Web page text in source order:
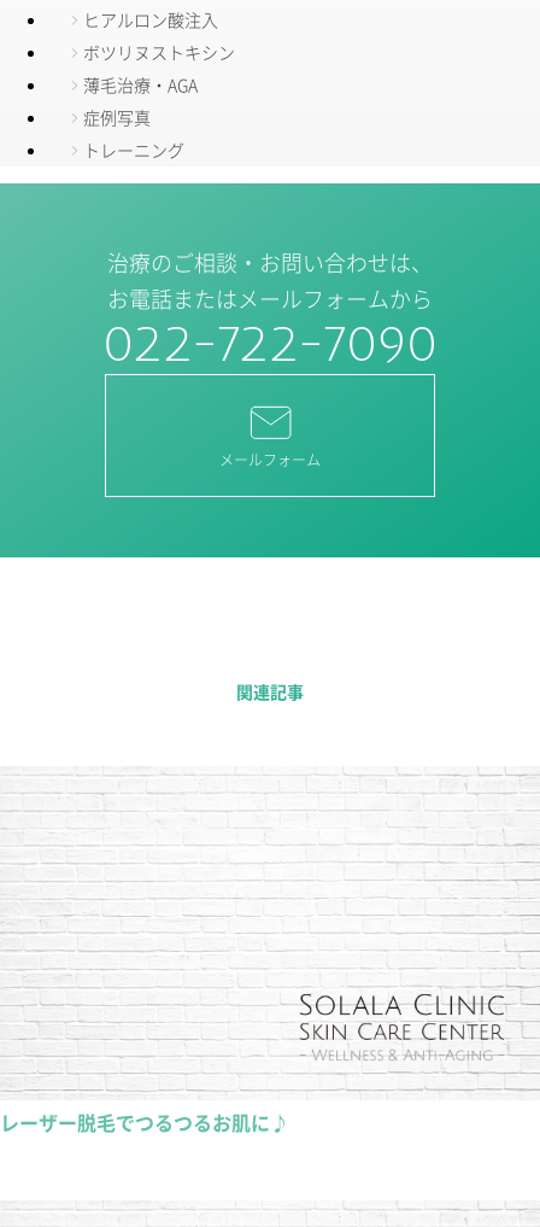
ヒアルロン酸注入
ボツリヌストキシン
薄毛治療・AGA
症例写真
トレーニング
治療のご相談・お問い合わせは、
お電話またはメールフォームから
022-722-7090
メールフォーム
関連記事
レーザー脱毛でつるつるお肌に♪